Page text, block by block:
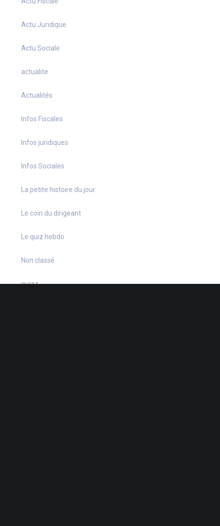
Actu Juridique
Actu Sociale
actualite
Actualités
Infos Fiscales
Infos juridiques
Infos Sociales
La petite histoire du jour
Le coin du dirigeant
Le quiz hebdo
Non classé
quizz